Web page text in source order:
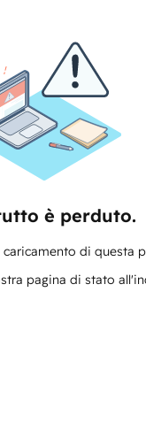
è perduto.
di questa
pagina di stato